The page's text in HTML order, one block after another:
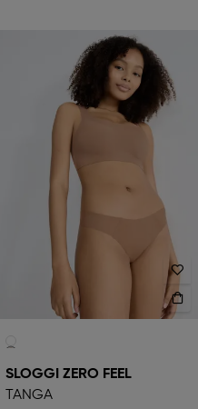
SLOGGI ZERO FEEL
TANGA